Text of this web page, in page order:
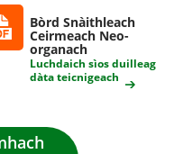
Bòrd Snàithleach
Ceirmeach Neo-
organach
Luchdaich sìos duilleag
dàta teicnigeach